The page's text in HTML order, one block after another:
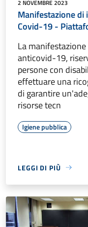
2 NOVEMBRE 2023
Manifestazione di
Covid-19 -
La
anticovid-19,
persone con
effettuare una
di garantire
risorse tecn
Igiene pubblica
LEGGI DI PIÙ